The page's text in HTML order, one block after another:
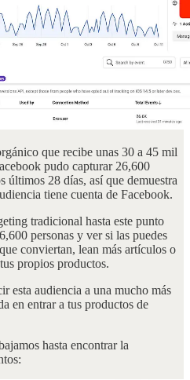
que recibe unas 30 a 45 mil
pudo capturar 26,600
últimos 28 días, así que demuestra
tiene cuenta de Facebook.
tradicional hasta este punto
personas y ver si las puedes
conviertan, lean más artículos o
propios productos.
esta audiencia a una mucho más
en entrar a tus productos de
hasta encontrar la